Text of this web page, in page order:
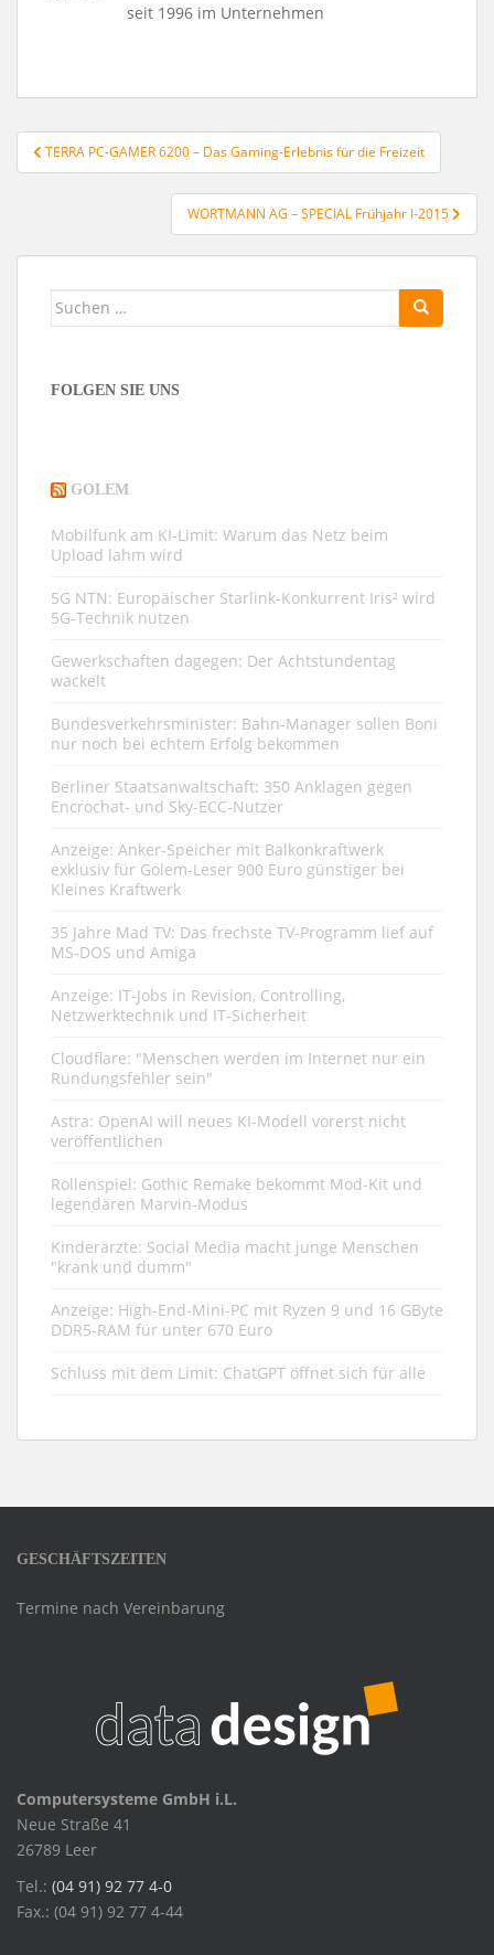
seit 1996 im Unternehmen
Beitragsnavigation
TERRA PC-GAMER 6200 – Das Gaming-Erlebnis für die Freizeit
WORTMANN AG – SPECIAL Frühjahr I-2015
Suchen
FOLGEN SIE UNS
GOLEM
Mobilfunk am KI-Limit: Warum das Netz beim
Upload lahm wird
5G NTN: Europäischer Starlink-Konkurrent Iris² wird
5G-Technik nutzen
Gewerkschaften dagegen: Der Achtstundentag
wackelt
Bundesverkehrsminister: Bahn-Manager sollen Boni
nur noch bei echtem Erfolg bekommen
Berliner Staatsanwaltschaft: 350 Anklagen gegen
Encrochat- und Sky-ECC-Nutzer
Anzeige: Anker-Speicher mit Balkonkraftwerk
exklusiv für Golem-Leser 900 Euro günstiger bei
Kleines Kraftwerk
35 Jahre Mad TV: Das frechste TV-Programm lief auf
MS-DOS und Amiga
Anzeige: IT-Jobs in Revision, Controlling,
Netzwerktechnik und IT-Sicherheit
Cloudflare: "Menschen werden im Internet nur ein
Rundungsfehler sein"
Astra: OpenAI will neues KI-Modell vorerst nicht
veröffentlichen
Rollenspiel: Gothic Remake bekommt Mod-Kit und
legendären Marvin-Modus
Kinderärzte: Social Media macht junge Menschen
"krank und dumm"
Anzeige: High-End-Mini-PC mit Ryzen 9 und 16 GByte
DDR5-RAM für unter 670 Euro
Schluss mit dem Limit: ChatGPT öffnet sich für alle
GESCHÄFTSZEITEN
Termine nach Vereinbarung
Computersysteme GmbH i.L.
Neue Straße 41
26789 Leer
Tel.: (04 91) 92 77 4-0
Fax.: (04 91) 92 77 4-44